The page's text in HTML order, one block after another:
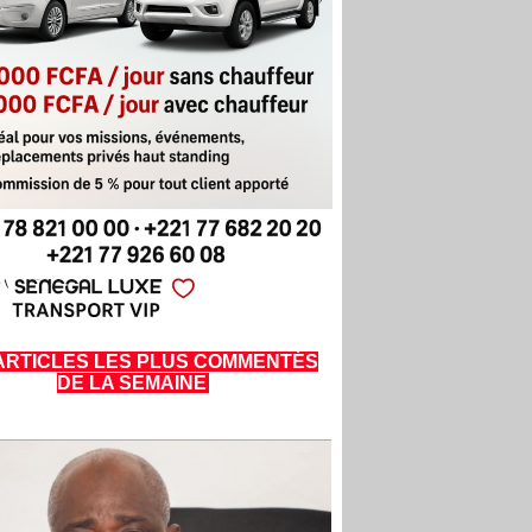
LES PLUS COMMENTÉS
DE LA SEMAINE